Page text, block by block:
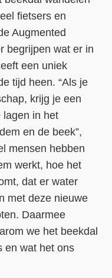
fietsers en
Augmented
begrijpen wat er in
een uniek
tijd heen. “Als je
krijg je een
lagen in het
en de beek”,
mensen hebben
werkt, hoe het
dat er water
met deze nieuwe
Daarmee
we het beekdal
en wat het ons